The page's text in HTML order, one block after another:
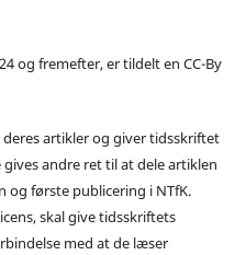
og fremefter, er tildelt en CC-By
artikler og giver tidsskriftet
andre ret til at dele artiklen
og første publicering i NTfK.
skal give tidsskriftets
med at de læser